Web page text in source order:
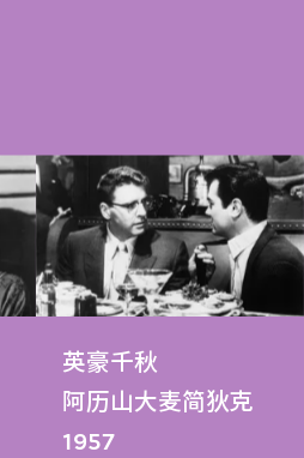
英豪千秋
阿历山大麦简狄克
1957